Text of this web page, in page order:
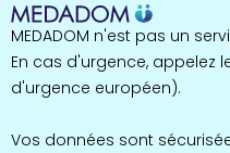
MEDADOM n'est pas un
En cas d'urgence, appelez
d'urgence européen).
Vos données sont